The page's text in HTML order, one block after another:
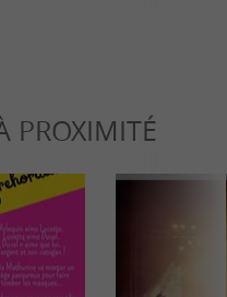
PROXIMITÉ